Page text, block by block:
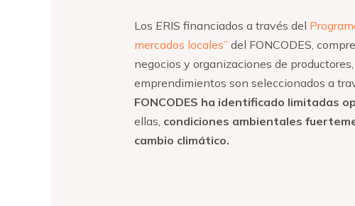
Los ERIS financiados a través del
mercados locales” del FONCODES,
negocios y organizaciones de
emprendimientos son seleccionados a
FONCODES ha identificado limitadas
ellas, condiciones ambientales
cambio climático.